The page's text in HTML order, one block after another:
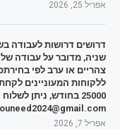
אפריל 25, 2026
שניה, מדובר על עבודה
צהריים או ערב לפי
25000 בחודש, ניתן
אפריל 7, 2026